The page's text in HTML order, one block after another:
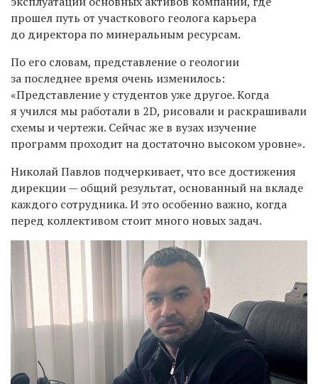
прошел путь от участкового геолога карьера
до директора по минеральным ресурсам.
По его словам, представление о геологии
за последнее время очень изменилось:
«Представление у студентов уже другое. Когда
я учился мы работали в 2D, рисовали и раскрашивали
схемы и чертежи. Сейчас же в вузах изучение
программ проходит на достаточно высоком уровне».
Николай Павлов подчеркивает, что все достижения
дирекции — общий результат, основанный на вкладе
каждого сотрудника. И это особенно важно, когда
перед коллективом стоит много новых задач.